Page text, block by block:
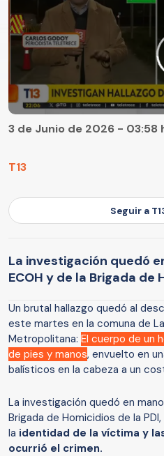
T13
3 de Junio de 2026 - 03:58
Seguir a
La investigación quedó
ECOH y de la Brigada de
Un brutal hallazgo quedó al
este martes en la comuna de
Metropolitana: El cuerpo de un
de pies y manos, envuelto en
balísticos en la cabeza a un
La investigación quedó en
Brigada de Homicidios de la
la identidad de la víctima y
ocurrió el crimen.